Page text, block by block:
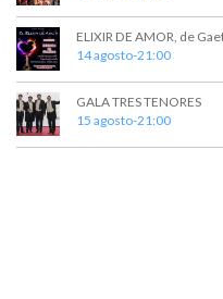
ELIXIR DE AMOR, de
14 agosto-21:00
GALA TRES TENORES
15 agosto-21:00